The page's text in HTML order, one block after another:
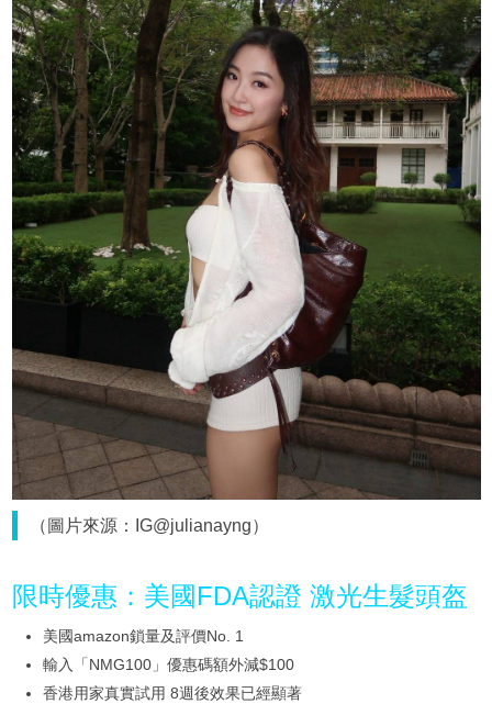
（圖片來源：IG@julianayng）
限時優惠：美國FDA認證 激光生髮頭盔
美國amazon鎖量及評價No. 1
輸入「NMG100」優惠碼額外減$100
香港用家真實試用 8週後效果已經顯著